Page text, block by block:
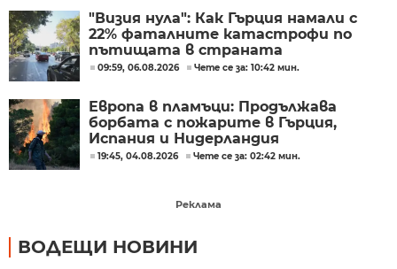
"Визия нула": Как Гърция намали с
22% фаталните катастрофи по
пътищата в страната
09:59, 06.08.2026 Чете се за: 10:42 мин.
Европа в пламъци: Продължава
борбата с пожарите в Гърция,
Испания и Нидерландия
19:45, 04.08.2026 Чете се за: 02:42 мин.
Реклама
ВОДЕЩИ НОВИНИ